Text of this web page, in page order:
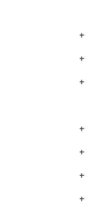
+
+
+
+
+
+
+